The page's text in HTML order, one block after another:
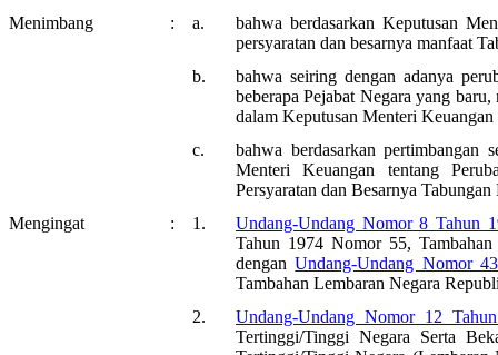
Menimbang : a.
bahwa berdasarkan Keputusan
persyaratan dan besarnya manfaat
b.
bahwa seiring dengan adanya
beberapa Pejabat Negara yang
dalam Keputusan Menteri
c.
bahwa berdasarkan pertimbangan
Menteri Keuangan tentang
Persyaratan dan Besarnya
Mengingat
: 1.
Undang-Undang Nomor 8 Tahun
Tahun 1974 Nomor 55,
denganUndang-Undang Nomor
Tambahan Lembaran Negara
2.
Undang-Undang Nomor 12
Tertinggi/Tinggi Negara Serta